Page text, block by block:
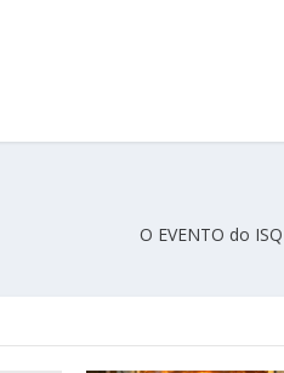
O EVENTO do